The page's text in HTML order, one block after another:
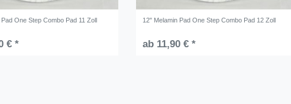
Pad One Step Combo Pad 11 Zoll
€ *
12" Melamin Pad One Step Combo Pad 12 Zoll
ab 11,90 € *